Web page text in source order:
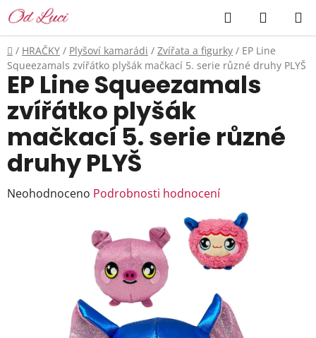
Přejít
na
obsah
Hledat
KOŠÍK
Domů
/ HRAČKY / Plyšoví kamarádi / Zvířata a figurky / EP Line
Squeezamals zvířátko plyšák mačkací 5. serie různé druhy PLYŠ
EP Line Squeezamals
zvířátko plyšák
mačkací 5. serie různé
druhy PLYŠ
Průměrné
Neohodnoceno Podrobnosti hodnocení